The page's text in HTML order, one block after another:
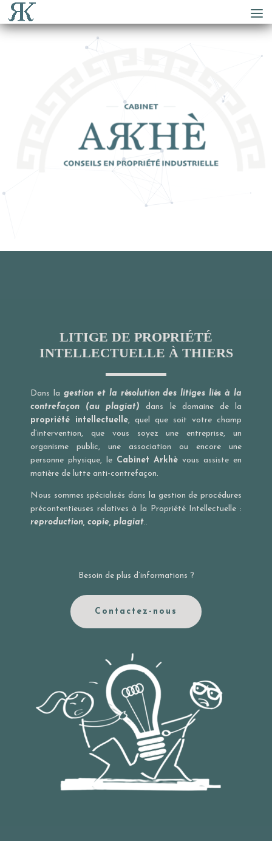
LITIGE DE PROPRIÉTÉ
INTELLECTUELLE À THIERS
Dans la gestion et la résolution des litiges liés à la
contrefaçon (au plagiat) dans le domaine de la
propriété intellectuelle, quel que soit votre champ
d’intervention, que vous soyez une entreprise, un
organisme public, une association ou encore une
personne physique, le Cabinet Arkhè vous assiste en
matière de lutte anti-contrefaçon.
Nous sommes spécialisés dans la gestion de procédures
précontentieuses relatives à la Propriété Intellectuelle :
reproduction, copie, plagiat..
Besoin de plus d’informations ?
Contactez-nous